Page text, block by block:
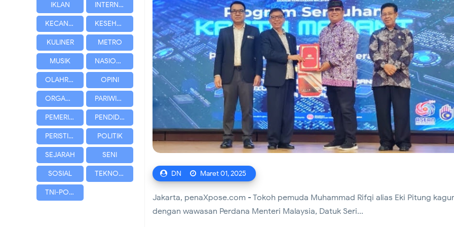
IKLAN INTERNASIONAL
KECANTIKAN KESEHATAN
KULINER METRO
MUSIK NASIONAL
OLAHRAGA OPINI
ORGANISASI PARIWISATA
PEMERINTAHAN PENDIDIKAN
PERISTIWA POLITIK
SEJARAH SENI
SOSIAL TEKNOLOGI
TNI-POLRI
Bersama Warga
Koramil 02/Tambora Intensif Pantau Harga Sembako, Pastikan Stok Bahan Pokok
bagi Masyarakat
Koramil 02/Tambora Perkuat Budaya Bersih, Satgas Sampah Edukasi Warga Kelola
dari Rumah
Andri Maulana SH Bangun Kirana Musik, Siap Lahirkan Grup Dangdut Original yang
Profesional dan Berkualitas
DN Maret 01, 2025
Jakarta, penaXpose.com - Tokoh pemuda Muhammad Rifqi alias Eki Pitung
dengan wawasan Perdana Menteri Malaysia, Datuk Seri...